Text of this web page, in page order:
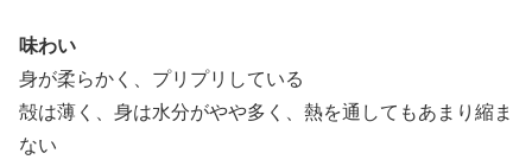
味わい
身が柔らかく、プリプリしている
殻は薄く、身は水分がやや多く、熱を通してもあまり縮ま
ない